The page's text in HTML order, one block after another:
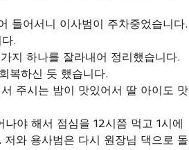
들어서니 이사범이 주차중었습니다.
.
지 하나를 잘라내어 정리했습니다.
복하신 듯 했습니다.
주시는 밤이 맛있어서 딸 아이도 맛
야 해서 점심을 12시쯤 먹고 1시에
와 용사범은 다시 원장님 댁으로 돌